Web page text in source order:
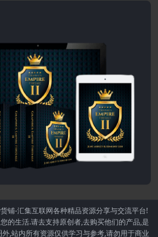
铺-汇集互联网各种精品资源分享与交流平台!
的生活.请去支持原创者,去购买他们的产品,是
,站内所有资源仅供学习与参考,请勿用于商业